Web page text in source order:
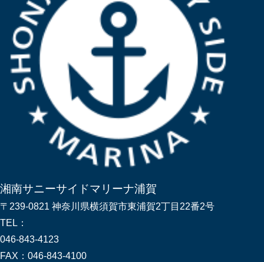
湘南サニーサイドマリーナ浦賀
〒239-0821 神奈川県横須賀市東浦賀2丁目22番2号
TEL：
046-843-4123
FAX： 046-843-4100